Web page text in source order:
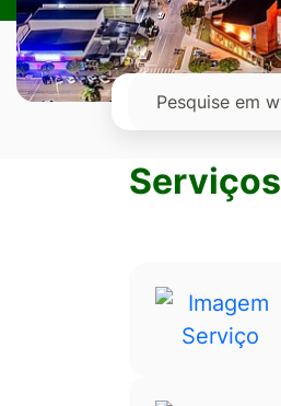
Ir
para
rodapé
Pesquisar
Serviços